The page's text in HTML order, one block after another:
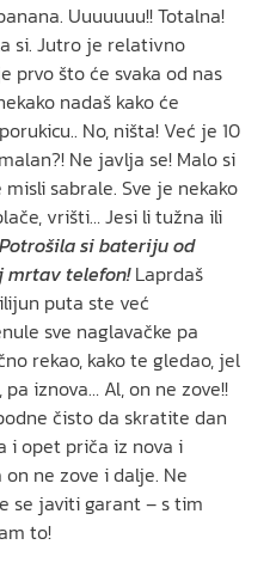
Uuuuuuu!! Totalna!
si. Jutro je relativno
prvo što će svaka od nas
nadaš kako će
No, ništa! Već je 10
Ne javlja se! Malo si
sabrale. Sve je nekako
vrišti… Jesi li tužna ili
Potrošila si bateriju od
mrtav telefon!Laprdaš
puta ste već
sve naglavačke pa
rekao, kako te gledao, jel
iznova… Al, on ne zove!!
čisto da skratite dan
i opet priča iz nova i
ne zove i dalje. Ne
se javiti garant – s tim
to!